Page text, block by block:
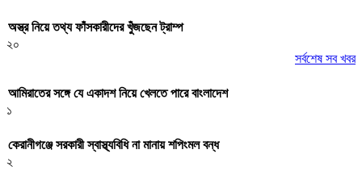
অস্ত্র নিয়ে তথ্য ফাঁসকারীদের খুঁজছেন ট্রাম্প
২০
সর্বশেষ সব খবর
আমিরাতের সঙ্গে যে একাদশ নিয়ে খেলতে পারে বাংলাদেশ
১
কেরানীগঞ্জে সরকারী স্বাস্থ্যবিধি না মানায় শপিংমল বন্ধ
২